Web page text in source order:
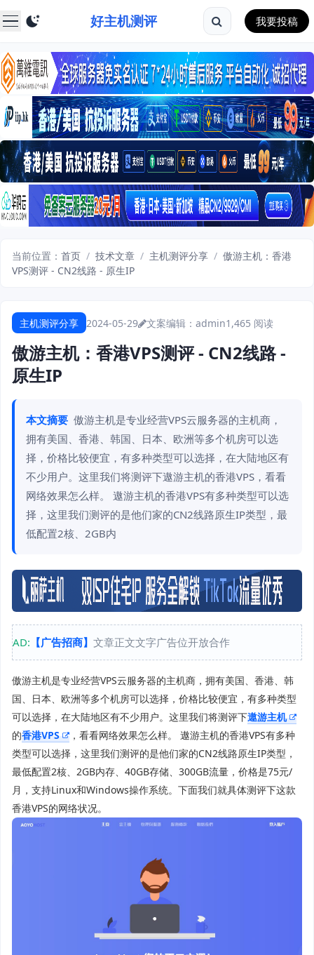
好主机测评 我要投稿
当前位置： 首页 / 技术文章 / 主机测评分享 / 傲游主机：香港
VPS测评 - CN2线路 - 原生IP
主机测评分享 2024-05-29 文案编辑：admin1,465 阅读
傲游主机：香港VPS测评 - CN2线路 -
原生IP
本文摘要 傲游主机是专业经营VPS云服务器的主机商，
拥有美国、香港、韩国、日本、欧洲等多个机房可以选
择，价格比较便宜，有多种类型可以选择，在大陆地区有
不少用户。这里我们将测评下遨游主机的香港VPS，看看
网络效果怎么样。 遨游主机的香港VPS有多种类型可以选
择，这里我们测评的是他们家的CN2线路原生IP类型，最
低配置2核、2GB内
AD: 【广告招商】 文章正文文字广告位开放合作
傲游主机是专业经营VPS云服务器的主机商，拥有美国、香港、韩
国、日本、欧洲等多个机房可以选择，价格比较便宜，有多种类型
可以选择，在大陆地区有不少用户。这里我们将测评下遨游主机
的香港VPS
，看看网络效果怎么样。 遨游主机的香港VPS有多种
类型可以选择，这里我们测评的是他们家的CN2线路原生IP类型，
最低配置2核、2GB内存、40GB存储、300GB流量，价格是75元/
月，支持Linux和Windows操作系统。下面我们就具体测评下这款
香港VPS的网络状况。